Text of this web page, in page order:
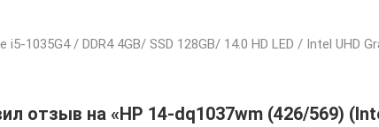
1035G4 / DDR4 4GB/ SSD 128GB/ 14.0 HD LED / Intel UHD
отзыв на «HP 14-dq1037wm (426/569)